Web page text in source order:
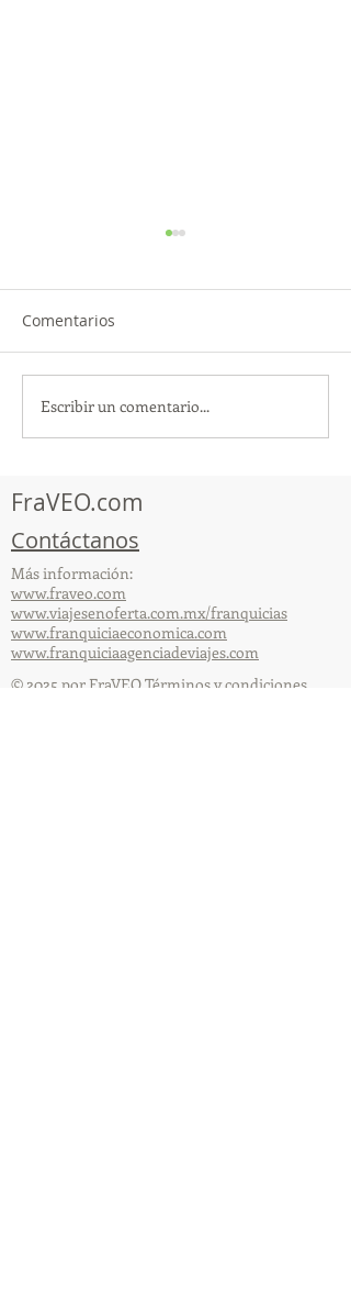
TourTravelynByFraveo
participó en la
Comentarios
Escribir un comentario...
FraVEO.com
Contáctanos
Más información:
www.fraveo.com
www.viajesenoferta.com.mx/franquicias
www.franquiciaeconomica.com
www.franquiciaagenciadeviajes.com
© 2025 por FraVEO Términos y condiciones